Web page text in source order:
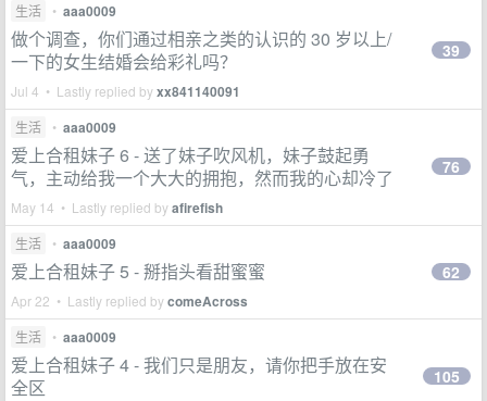
生活 • aaa0009
做个调查，你们通过相亲之类的认识的 30 岁以上/
一下的女生结婚会给彩礼吗？
Jul 4 • Lastly replied byxx841140091
39
生活 • aaa0009
爱上合租妹子 6 - 送了妹子吹风机，妹子鼓起勇
气，主动给我一个大大的拥抱，然而我的心却冷了
May 14 • Lastly replied byafirefish
76
生活 • aaa0009
爱上合租妹子 5 - 掰指头看甜蜜蜜
Apr 22 • Lastly replied bycomeAcross
62
生活 • aaa0009
爱上合租妹子 4 - 我们只是朋友，请你把手放在安
全区
105